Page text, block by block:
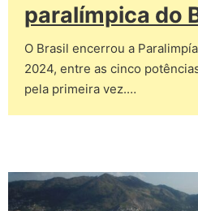
paralímpica do
O Brasil encerrou a
2024, entre as cinco
pela primeira vez.…